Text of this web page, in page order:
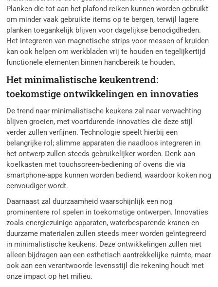
Planken die tot aan het plafond reiken kunnen worden gebruikt
om minder vaak gebruikte items op te bergen, terwijl lagere
planken toegankelijk blijven voor dagelijkse benodigdheden.
Het integreren van magnetische strips voor messen of kruiden
kan ook helpen om werkbladen vrij te houden en tegelijkertijd
functionele elementen binnen handbereik te houden.
Het minimalistische keukentrend:
toekomstige ontwikkelingen en innovaties
De trend naar minimalistische keukens zal naar verwachting
blijven groeien, met voortdurende innovaties die deze stijl
verder zullen verfijnen. Technologie speelt hierbij een
belangrijke rol; slimme apparaten die naadloos integreren in
het ontwerp zullen steeds gebruikelijker worden. Denk aan
koelkasten met touchscreen-bediening of ovens die via
smartphone-apps kunnen worden bediend, waardoor koken nog
eenvoudiger wordt.
Daarnaast zal duurzaamheid waarschijnlijk een nog
prominentere rol spelen in toekomstige ontwerpen. Innovaties
zoals energiezuinige apparaten, waterbesparende kranen en
duurzame materialen zullen steeds meer worden geïntegreerd
in minimalistische keukens. Deze ontwikkelingen zullen niet
alleen bijdragen aan een esthetisch aantrekkelijke ruimte, maar
ook aan een verantwoorde levensstijl die rekening houdt met
onze impact op het milieu.